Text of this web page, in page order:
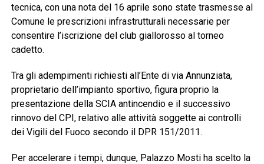
tecnica, con una nota del 16 aprile sono state trasmesse al
Comune le prescrizioni infrastrutturali necessarie per
consentire l’iscrizione del club giallorosso al torneo
cadetto.
Tra gli adempimenti richiesti all’Ente di via Annunziata,
proprietario dell’impianto sportivo, figura proprio la
presentazione della SCIA antincendio e il successivo
rinnovo del CPI, relativo alle attività soggette ai controlli
dei Vigili del Fuoco secondo il DPR 151/2011.
Per accelerare i tempi, dunque, Palazzo Mosti ha scelto la